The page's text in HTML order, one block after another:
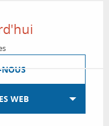
NOUS
WEB